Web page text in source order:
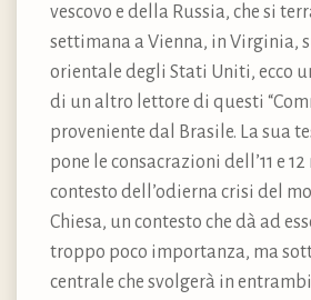
vescovo e della Russia, che si
settimana a Vienna, in Virginia,
orientale degli Stati Uniti, ecco
di un altro lettore di questi
proveniente dal Brasile. La sua
pone le consacrazioni dell’11 e 12
contesto dell’odierna crisi del
Chiesa, un contesto che dà ad
troppo poco importanza, ma
centrale che svolgerà in